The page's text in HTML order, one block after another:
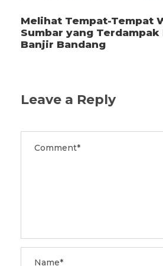
Melihat Tempat-Tempat
Sumbar yang Terdampak
Banjir Bandang
Leave a Reply